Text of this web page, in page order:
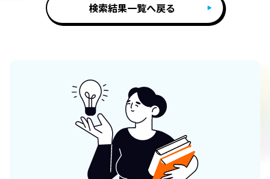
検索結果一覧へ戻る